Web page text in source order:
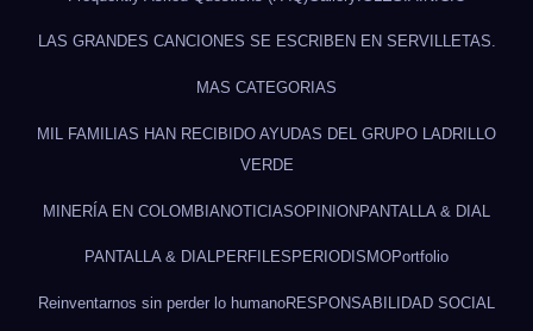
LAS GRANDES CANCIONES SE ESCRIBEN EN SERVILLETAS.
MAS CATEGORIAS
MIL FAMILIAS HAN RECIBIDO AYUDAS DEL GRUPO LADRILLO
VERDE
MINERÍA EN COLOMBIANOTICIASOPINIONPANTALLA & DIAL
PANTALLA & DIALPERFILES PERIODISMOPortfolio
Reinventarnos sin perder lo humanoRESPONSABILIDAD SOCIAL